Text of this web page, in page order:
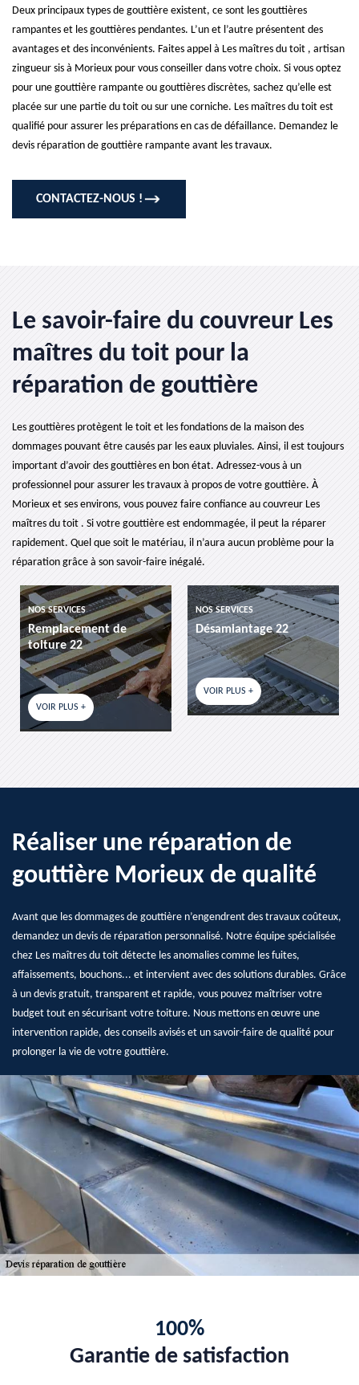
Deux principaux types de gouttière existent, ce sont les gouttières
rampantes et les gouttières pendantes. L’un et l’autre présentent des
avantages et des inconvénients. Faites appel à Les maîtres du toit , artisan
zingueur sis à Morieux pour vous conseiller dans votre choix. Si vous optez
pour une gouttière rampante ou gouttières discrètes, sachez qu’elle est
placée sur une partie du toit ou sur une corniche. Les maîtres du toit est
qualifié pour assurer les préparations en cas de défaillance. Demandez le
devis réparation de gouttière rampante avant les travaux.
CONTACTEZ-NOUS !
Le savoir-faire du couvreur Les
maîtres du toit pour la
réparation de gouttière
Les gouttières protègent le toit et les fondations de la maison des
dommages pouvant être causés par les eaux pluviales. Ainsi, il est toujours
important d’avoir des gouttières en bon état. Adressez-vous à un
professionnel pour assurer les travaux à propos de votre gouttière. À
Morieux et ses environs, vous pouvez faire confiance au couvreur Les
maîtres du toit . Si votre gouttière est endommagée, il peut la réparer
rapidement. Quel que soit le matériau, il n’aura aucun problème pour la
réparation grâce à son savoir-faire inégalé.
de
NOS SERVICES
Désamiantage 22
VOIR PLUS +
NOS SERVICES
etancheite de
VOIR PLUS +
Réaliser une réparation de
gouttière Morieux de qualité
Avant que les dommages de gouttière n’engendrent des travaux coûteux,
demandez un devis de réparation personnalisé. Notre équipe spécialisée
chez Les maîtres du toit détecte les anomalies comme les fuites,
affaissements, bouchons... et intervient avec des solutions durables. Grâce
à un devis gratuit, transparent et rapide, vous pouvez maîtriser votre
budget tout en sécurisant votre toiture. Nous mettons en œuvre une
intervention rapide, des conseils avisés et un savoir-faire de qualité pour
prolonger la vie de votre gouttière.
100%
Garantie de satisfaction